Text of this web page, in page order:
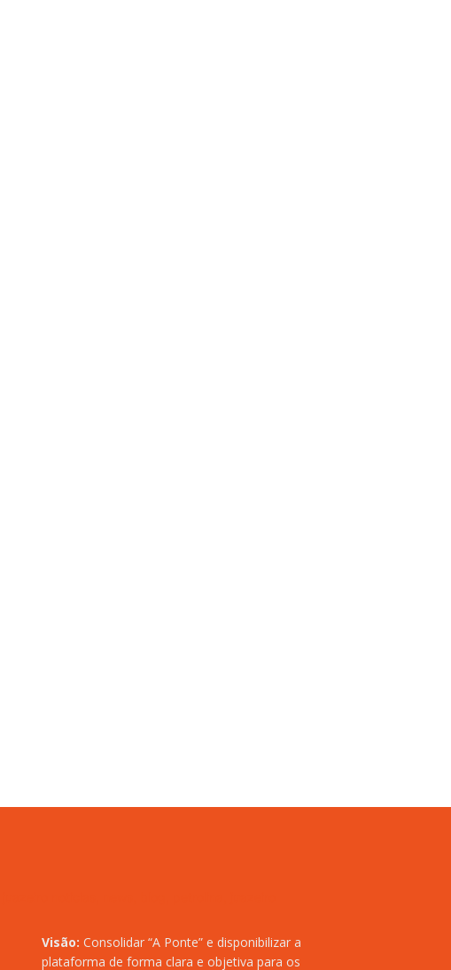
Visão: Consolidar “A Ponte” e disponibilizar a
plataforma de forma clara e objetiva para os